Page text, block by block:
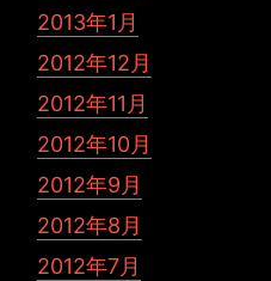
2013年1月
2012年12月
2012年11月
2012年10月
2012年9月
2012年8月
2012年7月